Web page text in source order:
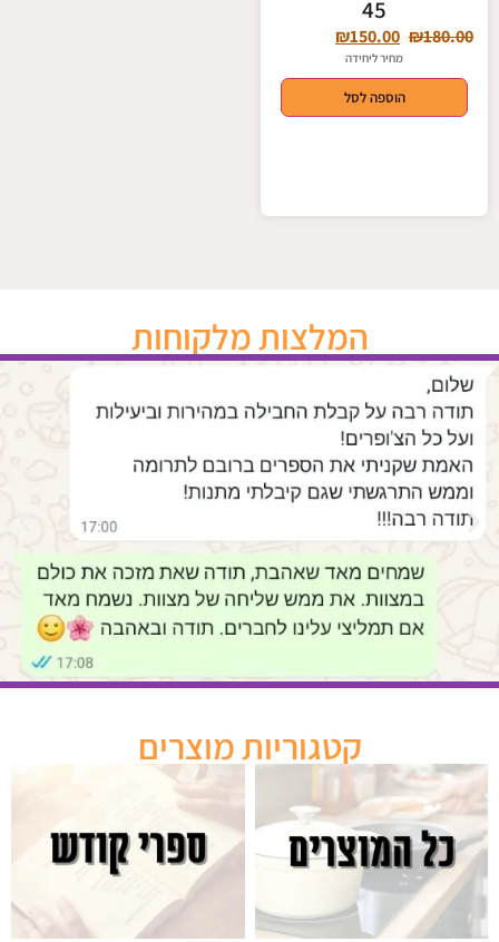
45
₪180.00
₪150.00
מחיר ליחידה
הוספה לסל
המלצות מלקוחות
קטגוריות מוצרים